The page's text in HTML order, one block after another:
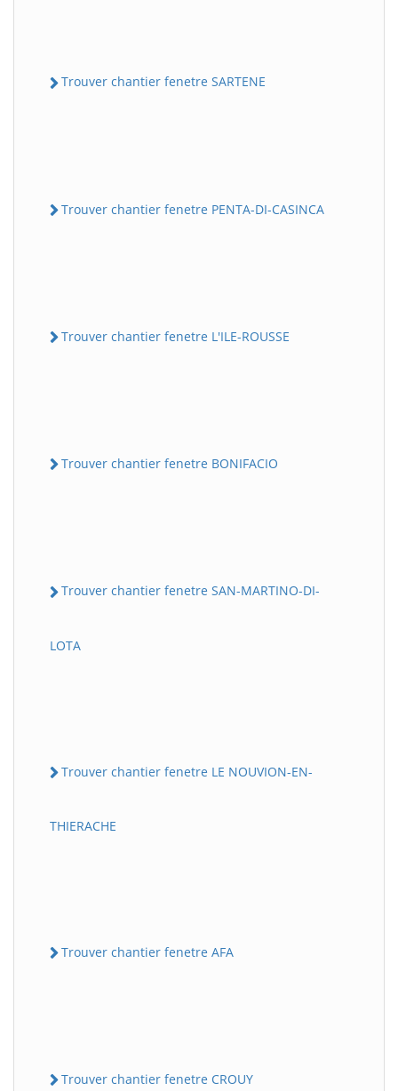
Trouver chantier fenetre SARTENE
Trouver chantier fenetre PENTA-DI-CASINCA
Trouver chantier fenetre L'ILE-ROUSSE
Trouver chantier fenetre BONIFACIO
Trouver chantier fenetre SAN-MARTINO-DI-
LOTA
Trouver chantier fenetre LE NOUVION-EN-
THIERACHE
Trouver chantier fenetre AFA
Trouver chantier fenetre CROUY